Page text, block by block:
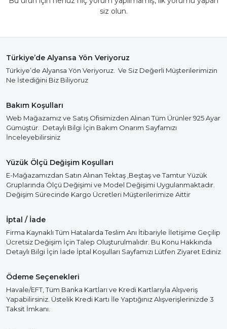
siz olun.
Türkiye’de Alyansa Yön Veriyoruz
Türkiye’de Alyansa Yön Veriyoruz. Ve Siz Değerli Müşterilerimizin
Ne İstediğini Biz Biliyoruz
Bakım Koşulları
Web Mağazamız ve Satış Ofisimizden Alınan Tüm Ürünler 925 Ayar
Gümüştür. Detaylı Bilgi İçin Bakım Onarım Sayfamızı
İnceleyebilirsiniz
Yüzük Ölçü Değişim Koşulları
E-Mağazamızdan Satın Alınan Tektaş ,Beştaş ve Tamtur Yüzük
Gruplarında Ölçü Değişimi ve Model Değişimi Uygulanmaktadır.
Değişim Sürecinde Kargo Ücretleri Müşterilerimize Aittir
İptal / İade
Firma Kaynaklı Tüm Hatalarda Teslim Anı İtibariyle İletişime Geçilip
Ücretsiz Değişim İçin Talep Oluşturulmalıdır. Bu Konu Hakkında
Detaylı Bilgi İçin İade İptal Koşulları Sayfamızı Lütfen Ziyaret Ediniz
Ödeme Seçenekleri
Havale/EFT, Tüm Banka Kartları ve Kredi Kartlarıyla Alışveriş
Yapabilirsiniz. Üstelik Kredi Kartı İle Yaptığınız Alışverişlerinizde 3
Taksit İmkanı.